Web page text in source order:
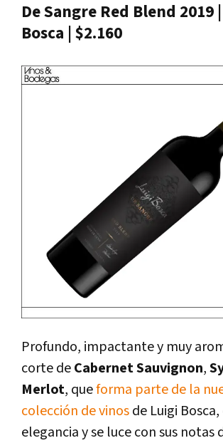
De Sangre Red Blend 2019
Bosca | $2.160
Profundo, impactante y muy
corte deCabernetSauvignon,
Merlot, queforma parte de la
colección de vinosde Luigi
elegancia y se luce con sus notas